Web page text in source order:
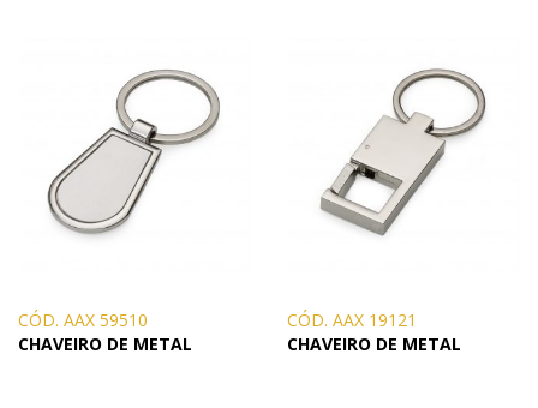
CÓD. AAX 59510
CHAVEIRO DE METAL
CÓD. AAX 19121
CHAVEIRO DE METAL